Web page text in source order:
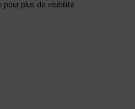
plus de visibilité